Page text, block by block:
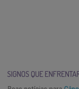
SIGNOS QUE